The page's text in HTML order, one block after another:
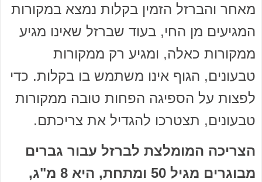
מאחר והברזל הזמין בקלות נמצא במקורות
המגיעים מן החי, בעוד שברזל שאינו מגיע
ממקורות כאלה, ומגיע רק ממקורות
טבעונים, הגוף אינו משתמש בו בקלות. כדי
לפצות על הספיגה הפחות טובה ממקורות
טבעונים, תצטרכו להגדיל את צריכתם.
הצריכה המומלצת לברזל עבור גברים
מבוגרים מגיל 50 ומתחת, היא 8 מ"ג,